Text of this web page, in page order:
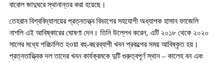
বাবোল জাদুঘরে স্থানান্তর করা হয়েছে।
তেহরান বিশ্ববিদ্যালয়ের প্রত্নতত্ত্ব বিভাগের সহযোগী অধ্যাপক হাসান ফাজেলি
নাশলি এই আবিষ্কারের ঘোষণা দেন। তিনি উল্লেখ করেন, এটি ২০১৮ থেকে ২০২০
সালের মধ্যে পরিচালিত হওয়া বহু-বছরব্যাপী খনন প্রকল্পের সময় আবিষ্কৃত হয়।
প্রত্নতাত্ত্বিক দল তাদের খনন কার্যক্রমকে দুটি গুরুত্বপূর্ণ স্থান – কালেহ বন এবং